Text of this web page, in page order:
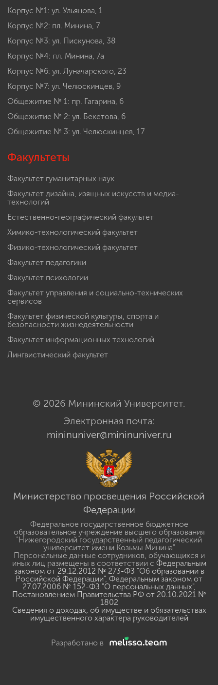
Корпус №1: ул. Ульянова, 1
Корпус №2: пл. Минина, 7
Корпус №3: ул. Пискунова, 38
Корпус №4: пл. Минина, 7а
Корпус №6: ул. Луначарского, 23
Корпус №7: ул. Челюскинцев, 9
Общежитие № 1: пр. Гагарина, 6
Общежитие № 2: ул. Бекетова, 6
Общежитие № 3: ул. Челюскинцев, 17
Факультеты
Факультет гуманитарных наук
Факультет дизайна, изящных искусств и медиа-
технологий
Естественно-географический факультет
Химико-технологический факультет
Физико-технологический факультет
Факультет педагогики
Факультет психологии
Факультет управления и социально-технических
сервисов
Факультет физической культуры, спорта и
безопасности жизнедеятельности
Факультет информационных технологий
Лингвистический факультет
© 2026 Мининский Университет.
Электронная почта:
mininuniver@mininuniver.ru
Министерство просвещения Российской
Федерации
Федеральное государственное бюджетное
образовательное учреждение высшего образования
"Нижегородский государственный педагогический
университет имени Козьмы Минина"
Персональные данные сотрудников, обучающихся и
иных лиц размещены в соответствии с Федеральным
законом от 29.12.2012 № 273-ФЗ "Об образовании в
Российской Федерации", Федеральным законом от
27.07.2006 № 152-ФЗ "О персональных данных",
Постановлением Правительства РФ от 20.10.2021 №
1802
Сведения о доходах, об имуществе и обязательствах
имущественного характера руководителей
Разработано в